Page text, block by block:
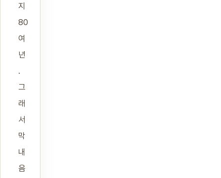
지
80
여
년
.
그
래
서
막
내
음